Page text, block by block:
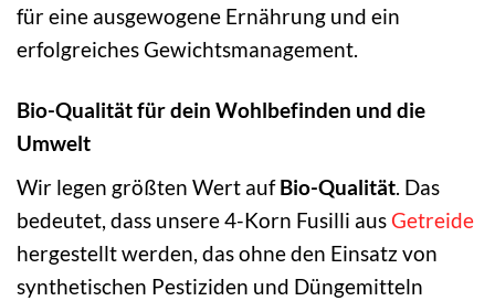
für eine ausgewogene Ernährung und ein
erfolgreiches Gewichtsmanagement.
Bio-Qualität für dein Wohlbefinden und die
Umwelt
Wir legen größten Wert aufBio-Qualität. Das
bedeutet, dass unsere 4-Korn Fusilli aus Getreide
hergestellt werden, das ohne den Einsatz von
synthetischen Pestiziden und Düngemitteln